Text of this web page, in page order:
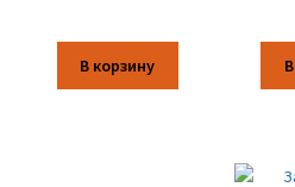
В корзину